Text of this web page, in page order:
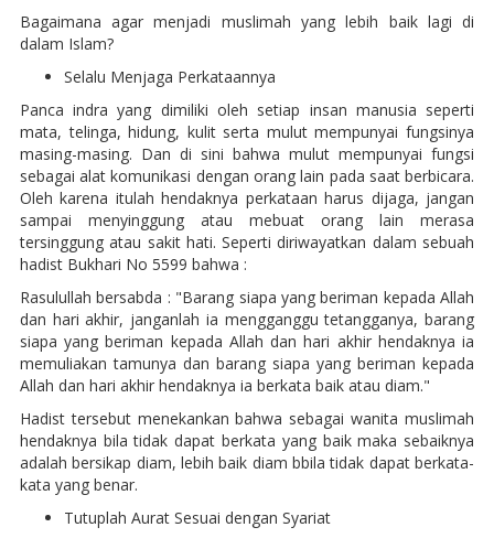
Bagaimana agar menjadi muslimah yang lebih baik lagi di
dalam Islam?
Selalu Menjaga Perkataannya
Panca indra yang dimiliki oleh setiap insan manusia seperti
mata, telinga, hidung, kulit serta mulut mempunyai fungsinya
masing-masing. Dan di sini bahwa mulut mempunyai fungsi
sebagai alat komunikasi dengan orang lain pada saat berbicara.
Oleh karena itulah hendaknya perkataan harus dijaga, jangan
sampai menyinggung atau mebuat orang lain merasa
tersinggung atau sakit hati. Seperti diriwayatkan dalam sebuah
hadist Bukhari No 5599 bahwa :
Rasulullah bersabda : "Barang siapa yang beriman kepada Allah
dan hari akhir, janganlah ia mengganggu tetangganya, barang
siapa yang beriman kepada Allah dan hari akhir hendaknya ia
memuliakan tamunya dan barang siapa yang beriman kepada
Allah dan hari akhir hendaknya ia berkata baik atau diam."
Hadist tersebut menekankan bahwa sebagai wanita muslimah
hendaknya bila tidak dapat berkata yang baik maka sebaiknya
adalah bersikap diam, lebih baik diam bbila tidak dapat berkata-
kata yang benar.
Tutuplah Aurat Sesuai dengan Syariat